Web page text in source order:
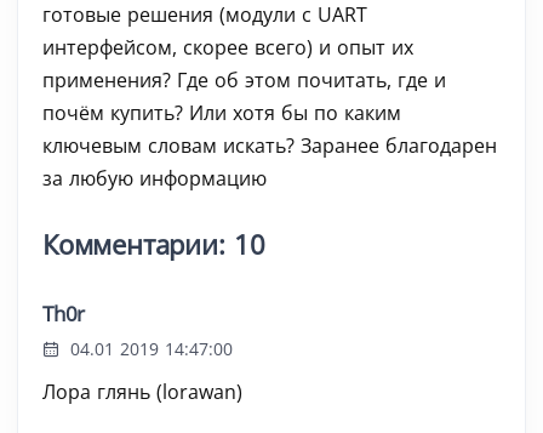
готовые решения (модули с UART
интерфейсом, скорее всего) и опыт их
применения? Где об этом почитать, где и
почём купить? Или хотя бы по каким
ключевым словам искать? Заранее благодарен
за любую информацию
Комментарии: 10
Th0r
04.01 2019 14:47:00
Лора глянь (lorawan)